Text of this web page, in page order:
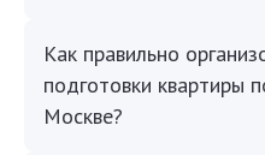
Как правильно
подготовки квартиры
Москве?